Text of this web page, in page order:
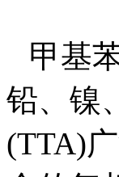
甲基
铅、镍
(TTA)